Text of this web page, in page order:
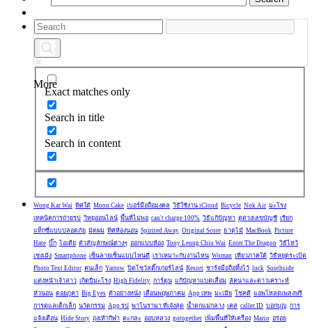
More
Exact matches only
Search in title
Search in content
Wong Kar Wai ทิศใต้ Moon Cake เบอร์มือถือมงคล วิธีใช้งาน iCloud Bicycle Nok Air มะโรง
เทคนิคการถ่ายรูป วิทยุออนไลน์ พื้นที่ไม่พอ can't charge 100% วิธีแก้ปัญหา ดูดวงเลขบัญชี เรียก
แท็กซี่แบบปลอดภัย มัดผม ทิศห้องนอน Spirited Away Original Score ธาตุไม้ MacBook Picture
Hate บิ๊ก ไอเดีย ตัวสัญลักษณ์ต่างๆ ออกแบบห้อง Tony Leung Chiu Wai Enter The Dragon วิธีไหว้
เชงเม้ง Smartphone เซ็นลายเซ็นแบบไหนดี เราเหมาะกับงานไหน Woman เที่ยวภาคใต้ วิธีหยุดระเบิด
Photo Text Editor คนเล็ก Yarrow ปิดโชว์สติ๊กเกอร์ไลน์ Resort ชาร์จมือถือทิ้งไว้ luck Southside
แต่งหน้าเจ้าสาว เกิดปีมะโรง High Fidelity การ์ตูน แก้ปัญหาแบตเสื่อม ลัคนาและดาวเคราะห์
หัวนอน ดอยภูคา Big Eyes ตัวอย่างหนัง เดือนพฤษภาคม App เทพ มะเมีย โชคดี แอพโหลดเพลงฟรี
การดูแลเด็กเล็ก นวัตกรรม App รูป พาโนรามา ที่เจ๋งสุด น้ำตกแม่กลาง เคส caller ID บอกบุญ การ
แจ้งเตือน Hide Story ถุงเท้ากีฬา ตะกละ ออบหลวง gotogether เพิ่มพื้นที่ให้เครื่อง Mario อร่อย